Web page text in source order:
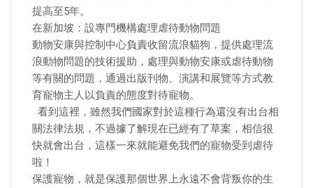
提高至5年。
在新加坡：設專門機構處理虐待動物問題
動物安康與控制中心負責收留流浪貓狗，提供處理流
浪動物問題的技術援助，處理與動物安康或虐待動物
等有關的問題，通過出版刊物、演講和展覽等方式教
育寵物主人以負責的態度對待寵物。
看到這裡，雖然我們國家對於這種行為還沒有出台相
關法律法規，不過據了解現在已經有了草案，相信很
快就會出台，這樣一來就能避免我們的寵物受到虐待
啦！
保護寵物，就是保護那個世界上永遠不會背叛你的生